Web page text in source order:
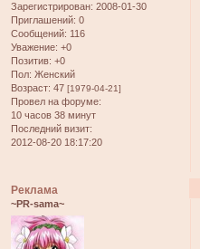
Зарегистрирован: 2008-01-30
Приглашений: 0
Сообщений: 116
Уважение: +0
Позитив: +0
Пол: Женский
Возраст: 47 [1979-04-21]
Провел на форуме:
10 часов 38 минут
Последний визит:
2012-08-20 18:17:20
Реклама
~PR-sama~